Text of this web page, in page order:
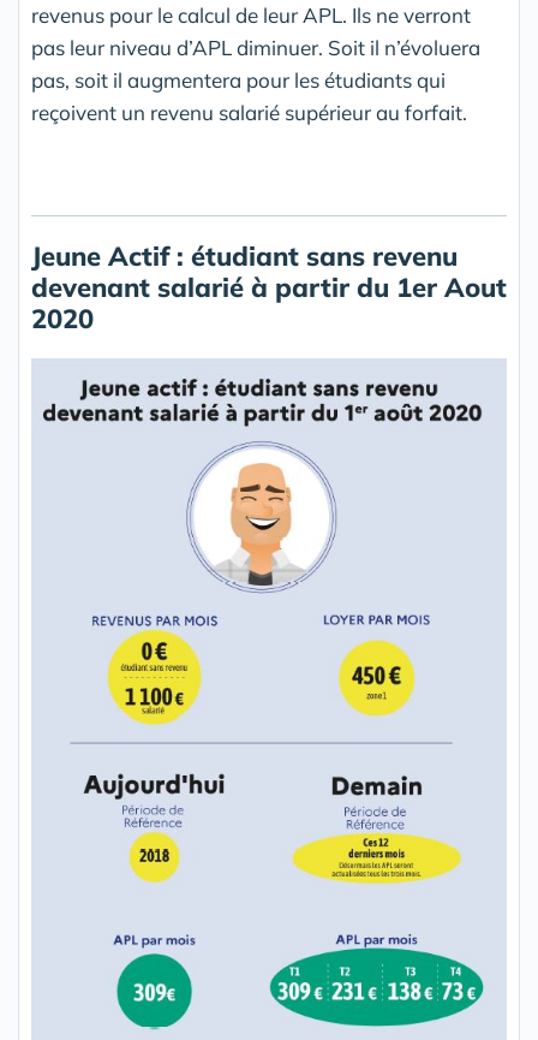
revenus pour le calcul de leur APL. Ils ne verront
pas leur niveau d’APL diminuer. Soit il n’évoluera
pas, soit il augmentera pour les étudiants qui
reçoivent un revenu salarié supérieur au forfait.
Jeune Actif : étudiant sans revenu
devenant salarié à partir du 1er Aout
2020